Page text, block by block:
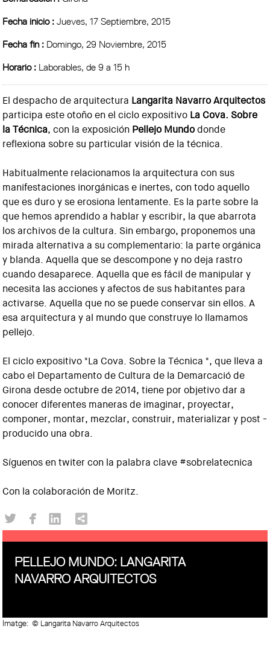
Fecha inicio :Jueves, 17 Septiembre, 2015
Fecha fin : Domingo, 29 Noviembre, 2015
Horario : Laborables, de 9 a 15 h
El despacho de arquitectura Langarita Navarro Arquitectos
participa este otoño en el ciclo expositivo La Cova. Sobre
la Técnica, con la exposición Pellejo Mundodonde
reflexiona sobre su particular visión de la técnica.
Habitualmente relacionamos la arquitectura con sus
manifestaciones inorgánicas e inertes, con todo aquello
que es duro y se erosiona lentamente. Es la parte sobre la
que hemos aprendido a hablar y escribir, la que abarrota
los archivos de la cultura. Sin embargo, proponemos una
mirada alternativa a su complementario: la parte orgánica
y blanda. Aquella que se descompone y no deja rastro
cuando desaparece. Aquella que es fácil de manipular y
necesita las acciones y afectos de sus habitantes para
activarse. Aquella que no se puede conservar sin ellos. A
esa arquitectura y al mundo que construye lo llamamos
pellejo.
El ciclo expositivo "La Cova. Sobre la Técnica ", que lleva a
cabo el Departamento de Cultura de la Demarcació de
Girona desde octubre de 2014, tiene por objetivo dar a
conocer diferentes maneras de imaginar, proyectar,
componer, montar, mezclar, construir, materializar y post -
producido una obra.
Síguenos en twiter con la palabra clave #sobrelatecnica
Con la colaboración de Moritz.
PELLEJO MUNDO: LANGARITA
NAVARRO ARQUITECTOS
Imatge: © Langarita Navarro Arquitectos